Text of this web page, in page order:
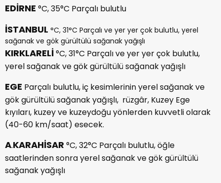
EDİRNE °C, 35°C Parçalı bulutlu
İSTANBUL °C, 31°C Parçalı ve yer yer çok bulutlu, yerel
sağanak ve gök gürültülü sağanak yağışlı
KIRKLARELİ°C, 31°C Parçalı ve yer yer çok bulutlu,
yerel sağanak ve gök gürültülü sağanak yağışlı
EGE Parçalı bulutlu, iç kesimlerinin yerel sağanak ve
gök gürültülü sağanak yağışlı, rüzgâr, Kuzey Ege
kıyıları, kuzey ve kuzeydoğu yönlerden kuvvetli olarak
(40-60 km/saat) esecek.
A.KARAHİSAR °C, 32°C Parçalı bulutlu, öğle
saatlerinden sonra yerel sağanak ve gök gürültülü
sağanak yağışlı